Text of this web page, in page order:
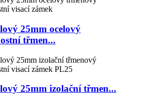
25mm ocelový
třmen...
25mm izolační třmen...